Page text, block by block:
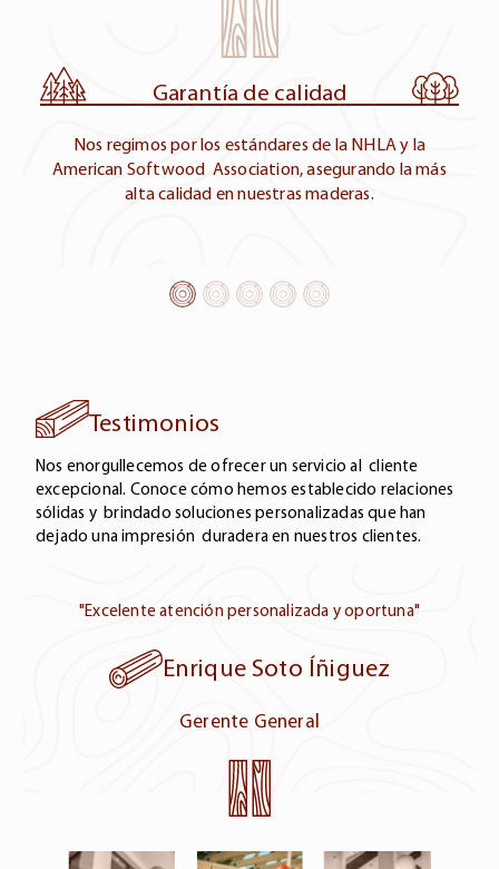
Pino Amarillo, Poplar, Encino Rojo, Fresno
Mexico
Teca, Parota, Caoba, Cedro, Rosa Morada
Encino Rojo
Europa
Madera Finger Joint
Haya Europea
Bosques sustentables
Nuestras maderas son seleccionadas de bosques
gestionados de manera sostenible, promoviendo la
conservación del medio ambiente.
Testimonios
Nos enorgullecemos de ofrecer un servicio al cliente
excepcional. Conoce cómo hemos establecido relaciones
sólidas y brindado soluciones personalizadas que han
dejado una impresión duradera en nuestros clientes.
"Excelente atención personalizada y oportuna"
Enrique Soto Íñiguez
Gerente General